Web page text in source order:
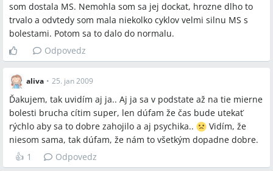
som dostala MS. Nemohla som sa jej dockat, hrozne dlho to
trvalo a odvtedy som mala niekolko cyklov velmi silnu MS s
bolestami. Potom sa to dalo do normalu.
Odpovedz
aliva • 25. jan 2009
Ďakujem, tak uvidím aj ja.. Aj ja sa v podstate až na tie mierne
bolesti brucha cítim super, len dúfam že čas bude utekať
rýchlo aby sa to dobre zahojilo a aj psychika..
Vidím, že
niesom sama, tak dúfam, že nám to všetkým dopadne dobre.
👍 1 Odpovedz